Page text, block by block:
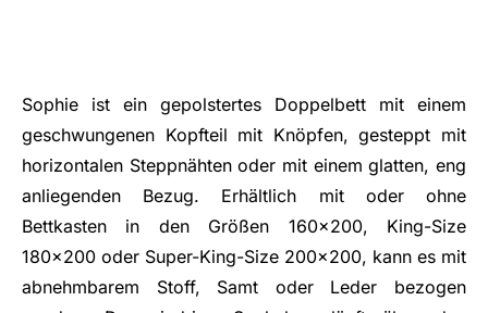
Sophie ist ein gepolstertes Doppelbett mit einem
geschwungenen Kopfteil mit Knöpfen, gesteppt mit
horizontalen Steppnähten oder mit einem glatten, eng
anliegenden Bezug. Erhältlich mit oder ohne
Bettkasten in den Größen 160x200, King-Size
180x200 oder Super-King-Size 200x200, kann es mit
abnehmbarem Stoff, Samt oder Leder bezogen